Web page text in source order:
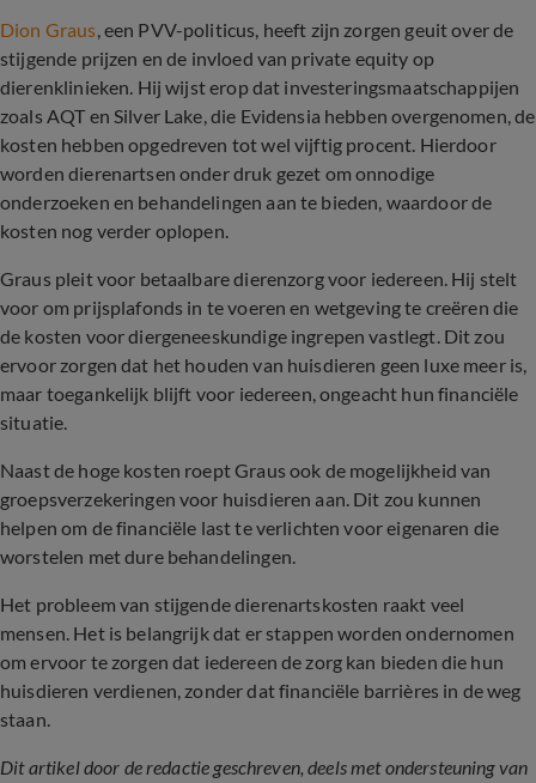
Dion Graus, een PVV-politicus, heeft zijn zorgen geuit over de
stijgende prijzen en de invloed van private equity op
dierenklinieken. Hij wijst erop dat investeringsmaatschappijen
zoals AQT en Silver Lake, die Evidensia hebben overgenomen, de
kosten hebben opgedreven tot wel vijftig procent. Hierdoor
worden dierenartsen onder druk gezet om onnodige
onderzoeken en behandelingen aan te bieden, waardoor de
kosten nog verder oplopen.
Graus pleit voor betaalbare dierenzorg voor iedereen. Hij stelt
voor om prijsplafonds in te voeren en wetgeving te creëren die
de kosten voor diergeneeskundige ingrepen vastlegt. Dit zou
ervoor zorgen dat het houden van huisdieren geen luxe meer is,
maar toegankelijk blijft voor iedereen, ongeacht hun financiële
situatie.
Naast de hoge kosten roept Graus ook de mogelijkheid van
groepsverzekeringen voor huisdieren aan. Dit zou kunnen
helpen om de financiële last te verlichten voor eigenaren die
worstelen met dure behandelingen.
Het probleem van stijgende dierenartskosten raakt veel
mensen. Het is belangrijk dat er stappen worden ondernomen
om ervoor te zorgen dat iedereen de zorg kan bieden die hun
huisdieren verdienen, zonder dat financiële barrières in de weg
staan.
Dit artikel door de redactie geschreven, deels met ondersteuning van